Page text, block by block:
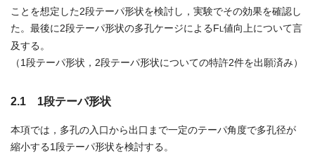
ことを想定した2段テーパ形状を検討し，実験でその効果を確認し
た。最後に2段テーパ形状の多孔ケージによるFL 値向上について言
及する。
（1段テーパ形状，2段テーパ形状についての特許2件を出願済み）
2.1 1段テーパ形状
本項では，多孔の入口から出口まで一定のテーパ角度で多孔径が
縮小する1段テーパ形状を検討する。